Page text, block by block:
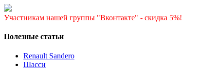
Участникам нашей группы "Вконтакте" - скидка 5%!
Полезные статьи
Renault Sandero
Шасси